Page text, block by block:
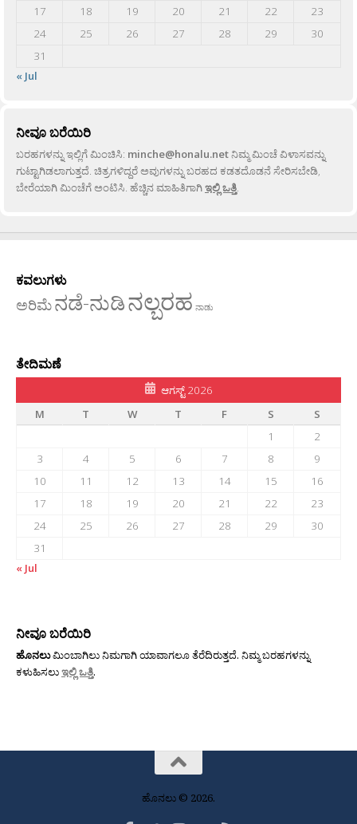
17
18 19 20 21 22
23
24
25 26 27 28 29
30
31
« Jul
ನೀವೂ ಬರೆಯಿರಿ
ಬರಹಗಳನ್ನು ಇಲ್ಲಿಗೆ ಮಿಂಚಿಸಿ: minche@honalu.netನಿಮ್ಮ ಮಿಂಚೆ ವಿಳಾಸವನ್ನು
ಗುಟ್ಟಾಗಿಡಲಾಗುತ್ತದೆ. ಚಿತ್ರಗಳಿದ್ದರೆ ಅವುಗಳನ್ನು ಬರಹದ ಕಡತದೊಡನೆ ಸೇರಿಸಬೇಡಿ,
ಬೇರೆಯಾಗಿ ಮಿಂಚೆಗೆ ಅಂಟಿಸಿ. ಹೆಚ್ಚಿನ ಮಾಹಿತಿಗಾಗಿಇಲ್ಲಿ ಒತ್ತಿ.
ಕವಲುಗಳು
ಅರಿಮೆನಡೆ-ನುಡಿನಲ್ಬರಹ ನಾಡು
ತೇದಿಮಣೆ
ಆಗಸ್ಟ್ 2026
M
T W T F S
S
1
2
3
4 5 6 7 8
9
10
11 12 13 14 15
16
17
18 19 20 21 22
23
24
25 26 27 28 29
30
31
« Jul
ನೀವೂ ಬರೆಯಿರಿ
ಹೊನಲುಮಿಂಬಾಗಿಲು ನಿಮಗಾಗಿ ಯಾವಾಗಲೂ ತೆರೆದಿರುತ್ತದೆ. ನಿಮ್ಮ ಬರಹಗಳನ್ನು
ಕಳುಹಿಸಲುಇಲ್ಲಿ ಒತ್ತಿ.
ಹೊನಲು © 2026.